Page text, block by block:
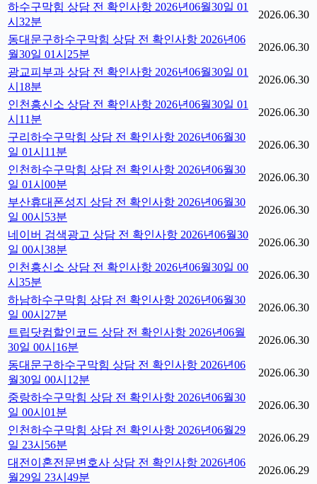
하수구막힘 상담 전 확인사항 2026년06월30일 01
시32분
2026.06.30
동대문구하수구막힘 상담 전 확인사항 2026년06
월30일 01시25분
2026.06.30
광교피부과 상담 전 확인사항 2026년06월30일 01
시18분
2026.06.30
인천흥신소 상담 전 확인사항 2026년06월30일 01
시11분
2026.06.30
구리하수구막힘 상담 전 확인사항 2026년06월30
일 01시11분
2026.06.30
인천하수구막힘 상담 전 확인사항 2026년06월30
일 01시00분
2026.06.30
부산휴대폰성지 상담 전 확인사항 2026년06월30
일 00시53분
2026.06.30
네이버 검색광고 상담 전 확인사항 2026년06월30
일 00시38분
2026.06.30
인천흥신소 상담 전 확인사항 2026년06월30일 00
시35분
2026.06.30
하남하수구막힘 상담 전 확인사항 2026년06월30
일 00시27분
2026.06.30
트립닷컴할인코드 상담 전 확인사항 2026년06월
30일 00시16분
2026.06.30
동대문구하수구막힘 상담 전 확인사항 2026년06
월30일 00시12분
2026.06.30
중랑하수구막힘 상담 전 확인사항 2026년06월30
일 00시01분
2026.06.30
인천하수구막힘 상담 전 확인사항 2026년06월29
일 23시56분
2026.06.29
대전이혼전문변호사 상담 전 확인사항 2026년06
월29일 23시49분
2026.06.29